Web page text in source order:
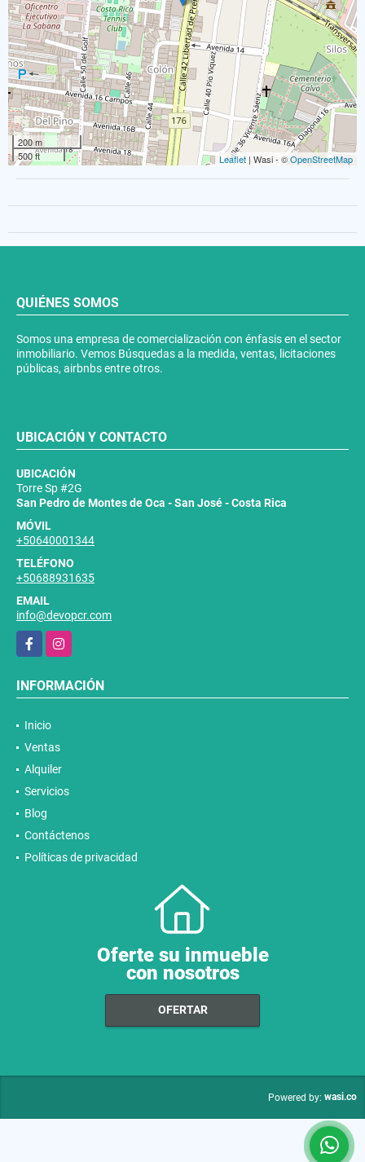
200 m
500 ft
Leaflet | Wasi - ©OpenStreetMap
QUIÉNES SOMOS
Somos una empresa de comercialización con énfasis en el sector
inmobiliario. Vemos Búsquedas a la medida, ventas, licitaciones
públicas, airbnbs entre otros.
UBICACIÓN Y CONTACTO
UBICACIÓN
Torre Sp #2G
San Pedro de Montes de Oca - San José - Costa Rica
MÓVIL
+50640001344
TELÉFONO
+50688931635
EMAIL
info@devopcr.com
FacebookInstagram
INFORMACIÓN
Inicio
Ventas
Alquiler
Servicios
Blog
Contáctenos
Políticas de privacidad
Oferte su inmueble
con nosotros
OFERTAR
Powered by: wasi.co